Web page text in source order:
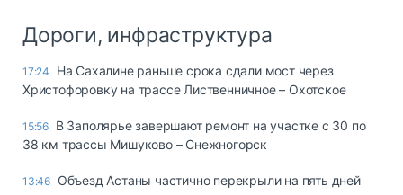
Дороги, инфраструктура
17:24
На Сахалине раньше срока сдали мост через
Христофоровку на трассе Лиственничное – Охотское
15:56 В Заполярье завершают ремонт на участке с 30 по
38 км трассы Мишуково – Снежногорск
13:46 Объезд Астаны частично перекрыли на пять дней